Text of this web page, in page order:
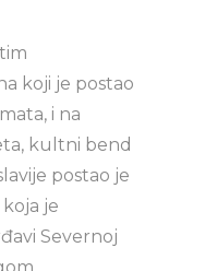
koji je postao
i na
kultni bend
postao je
je
Severnoj